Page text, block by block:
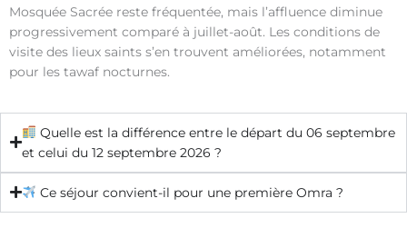
Mosquée Sacrée reste fréquentée, mais l’affluence diminue
progressivement comparé à juillet-août. Les conditions de
visite des lieux saints s’en trouvent améliorées, notamment
pour les tawaf nocturnes.
Quelle est la différence entre le départ du 06 septembre
et celui du 12 septembre 2026 ?
Ce séjour convient-il pour une première Omra ?